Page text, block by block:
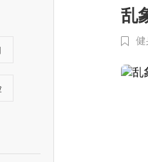
乱
健